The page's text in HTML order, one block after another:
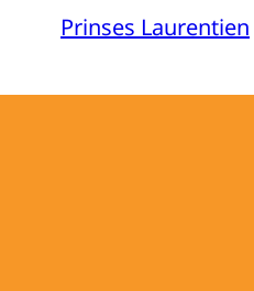
Prinses Laurentien